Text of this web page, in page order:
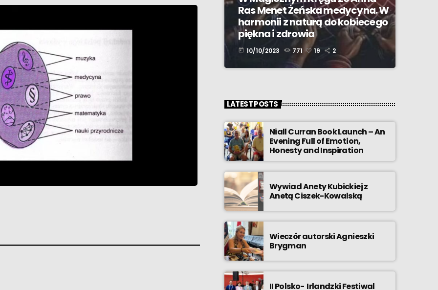
Ras Menet Żeńska medycyna. W
harmonii z naturą do kobiecego
piękna i zdrowia
today 10/10/2023 771 19 2
LATEST POSTS
Niall Curran Book Launch – An
Evening Full of Emotion,
Honesty and Inspiration
Wywiad Anety Kubickiej z
Anetą Ciszek-Kowalską
Wieczór autorski Agnieszki
Brygman
II Polsko- Irlandzki Festiwal